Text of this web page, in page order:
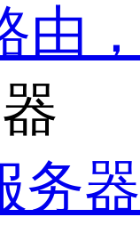
由
务器